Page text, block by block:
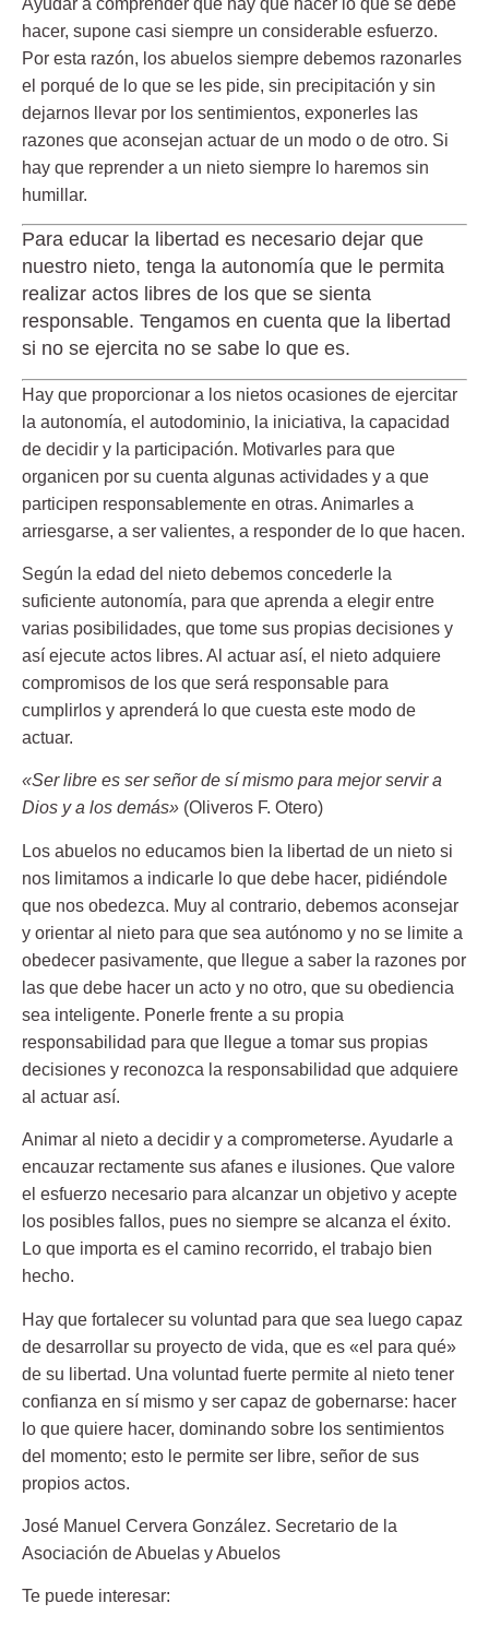
hacer, supone casi siempre un considerable esfuerzo.
Por esta razón, los abuelos siempre debemos razonarles
el porqué de lo que se les pide, sin precipitación y sin
dejarnos llevar por los sentimientos, exponerles las
razones que aconsejan actuar de un modo o de otro. Si
hay que reprender a un nieto siempre lo haremos sin
humillar.
Para educar la libertad es necesario dejar que
nuestro nieto, tenga la autonomía que le permita
realizar actos libres de los que se sienta
responsable. Tengamos en cuenta que la libertad
si no se ejercita no se sabe lo que es.
Hay que proporcionar a los nietos ocasiones de ejercitar
la autonomía, el autodominio, la iniciativa, la capacidad
de decidir y la participación. Motivarles para que
organicen por su cuenta algunas actividades y a que
participen responsablemente en otras. Animarles a
arriesgarse, a ser valientes, a responder de lo que hacen.
Según la edad del nieto debemos concederle la
suficiente autonomía, para que aprenda a elegir entre
varias posibilidades, que tome sus propias decisiones y
así ejecute actos libres. Al actuar así, el nieto adquiere
compromisos de los que será responsable para
cumplirlos y aprenderá lo que cuesta este modo de
actuar.
«Ser libre es ser señor de sí mismo para mejor servir a
Dios y a los demás» (Oliveros F. Otero)
Los abuelos no educamos bien la libertad de un nieto si
nos limitamos a indicarle lo que debe hacer, pidiéndole
que nos obedezca. Muy al contrario, debemos aconsejar
y orientar al nieto para que sea autónomo y no se limite a
obedecer pasivamente, que llegue a saber la razones por
las que debe hacer un acto y no otro, que su obediencia
sea inteligente. Ponerle frente a su propia
responsabilidad para que llegue a tomar sus propias
decisiones y reconozca la responsabilidad que adquiere
al actuar así.
Animar al nieto a decidir y a comprometerse. Ayudarle a
encauzar rectamente sus afanes e ilusiones. Que valore
el esfuerzo necesario para alcanzar un objetivo y acepte
los posibles fallos, pues no siempre se alcanza el éxito.
Lo que importa es el camino recorrido, el trabajo bien
hecho.
Hay que fortalecer su voluntad para que sea luego capaz
de desarrollar su proyecto de vida, que es «el para qué»
de su libertad. Una voluntad fuerte permite al nieto tener
confianza en sí mismo y ser capaz de gobernarse: hacer
lo que quiere hacer, dominando sobre los sentimientos
del momento; esto le permite ser libre, señor de sus
propios actos.
José Manuel Cervera González. Secretario de la
Asociación de Abuelas y Abuelos
Te puede interesar: